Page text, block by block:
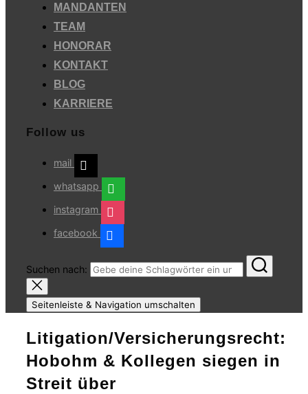
MANDANTEN
TEAM
HONORAR
KONTAKT
BLOG
KARRIERE
Follow us
mail
whatsapp
instagram
facebook
Suchen nach:
Seitenleiste & Navigation umschalten
Litigation/Versicherungsrecht:
Hobohm & Kollegen siegen in
Streit über